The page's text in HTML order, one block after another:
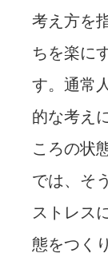
考え方を
ちを楽に
す。通常
的な考え
ころの状
では、そ
ストレス
態をつく